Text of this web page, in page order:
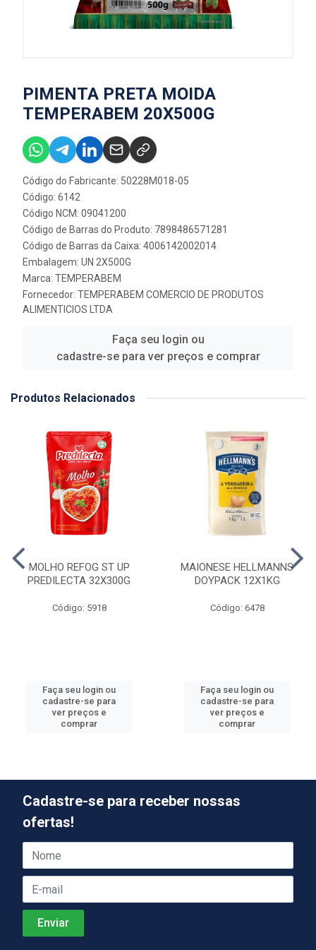
PIMENTA PRETA MOIDA
TEMPERABEM 20X500G
Código do Fabricante: 50228M018-05
Código: 6142
Código NCM: 09041200
Código de Barras do Produto: 7898486571281
Código de Barras da Caixa: 4006142002014
Embalagem: UN 2X500G
Marca: TEMPERABEM
Fornecedor: TEMPERABEM COMERCIO DE PRODUTOS
ALIMENTICIOS LTDA
Faça seu login ou
cadastre-se para ver preços e comprar
Produtos Relacionados
MOLHO REFOG ST UP
PREDILECTA 32X300G
Código: 5918
Faça seu login ou
cadastre-se para
ver preços e
comprar
MAIONESE HELLMANNS
DOYPACK 12X1KG
Código: 6478
Faça seu login ou
cadastre-se para
ver preços e
comprar
Cadastre-se para receber nossas
ofertas!